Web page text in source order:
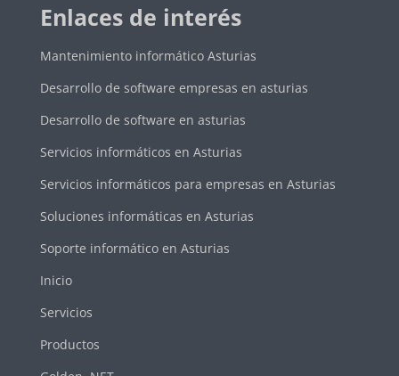
Enlaces de interés
Mantenimiento informático Asturias
Desarrollo de software empresas en asturias
Desarrollo de software en asturias
Servicios informáticos en Asturias
Servicios informáticos para empresas en Asturias
Soluciones informáticas en Asturias
Soporte informático en Asturias
Inicio
Servicios
Productos